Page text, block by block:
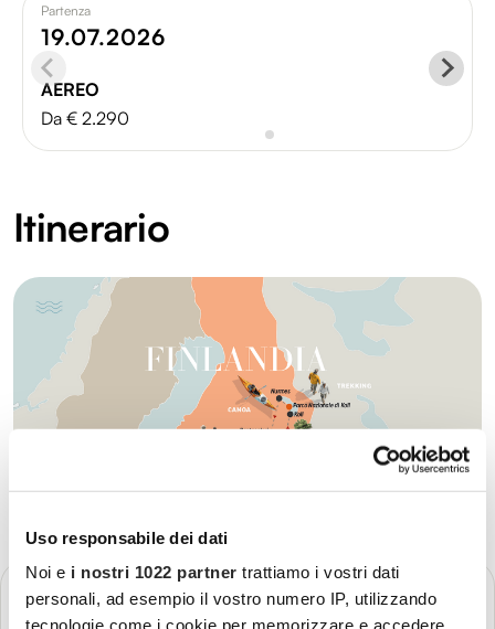
Uso responsabile dei dati
Noi e i nostri 1022 partner trattiamo i vostri dati
personali, ad esempio il vostro numero IP, utilizzando
tecnologie come i cookie per memorizzare e accedere
Partenza
19.07.2026
AEREO
Da € 2.290
Itinerario
Partenza - Helsinki